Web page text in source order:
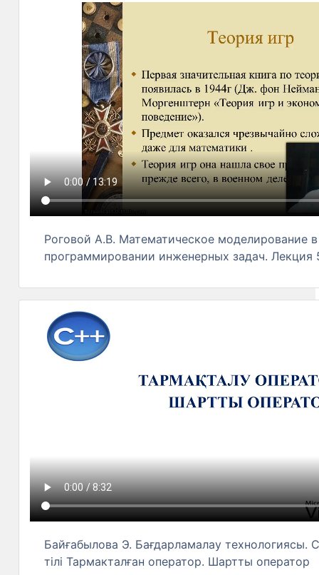
Роговой А.В. Математическое моделирование в
программировании инженерных задач. Лекция
Байғабылова Э. Бағдарламалау технологиясы.
тілі Тармакталған оператор. Шартты оператор